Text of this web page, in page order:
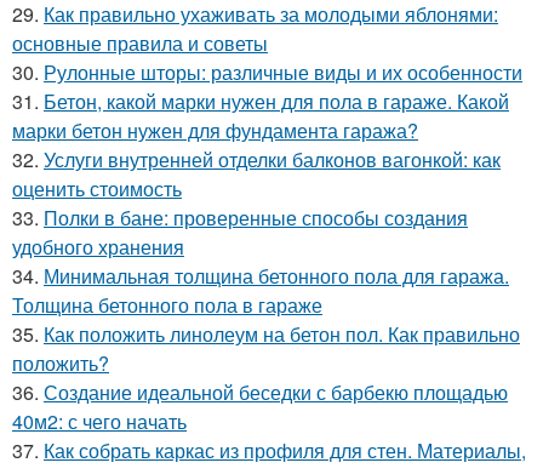
29. Как правильно ухаживать за молодыми яблонями:
основные правила и советы
30. Рулонные шторы: различные виды и их особенности
31. Бетон, какой марки нужен для пола в гараже. Какой
марки бетон нужен для фундамента гаража?
32. Услуги внутренней отделки балконов вагонкой: как
оценить стоимость
33. Полки в бане: проверенные способы создания
удобного хранения
34. Минимальная толщина бетонного пола для гаража.
Толщина бетонного пола в гараже
35. Как положить линолеум на бетон пол. Как правильно
положить?
36. Создание идеальной беседки с барбекю площадью
40м2: с чего начать
37. Как собрать каркас из профиля для стен. Материалы,